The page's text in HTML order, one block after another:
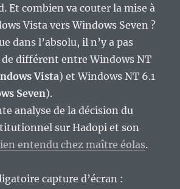
Et combien va couter la mise à
Vista vers Windows Seven ?
dans l’absolu, il n’y a pas
de différent entre Windows NT
Vista) et Windows NT 6.1
Seven).
analyse de la décision du
sur Hadopi et son
entendu chez maître éolas.
capture d’écran :